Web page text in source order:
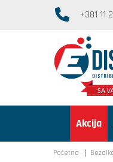
+381 11
Akcija
Početna